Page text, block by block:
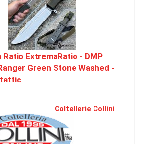
Ratio ExtremaRatio - DMP
Green Stone Washed -
Coltellerie Collini